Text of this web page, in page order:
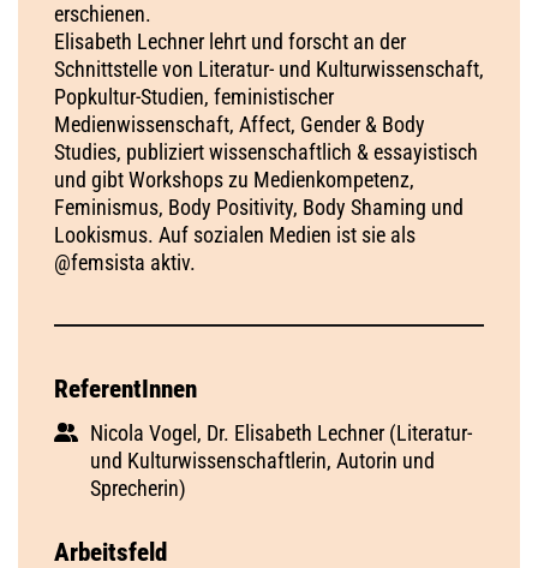
erschienen.
Elisabeth Lechner lehrt und forscht an der
Schnittstelle von Literatur- und Kulturwissenschaft,
Popkultur-Studien, feministischer
Medienwissenschaft, Affect, Gender & Body
Studies, publiziert wissenschaftlich & essayistisch
und gibt Workshops zu Medienkompetenz,
Feminismus, Body Positivity, Body Shaming und
Lookismus. Auf sozialen Medien ist sie als
@femsista aktiv.
ReferentInnen
Nicola Vogel, Dr. Elisabeth Lechner (Literatur-
und Kulturwissenschaftlerin, Autorin und
Sprecherin)
Arbeitsfeld